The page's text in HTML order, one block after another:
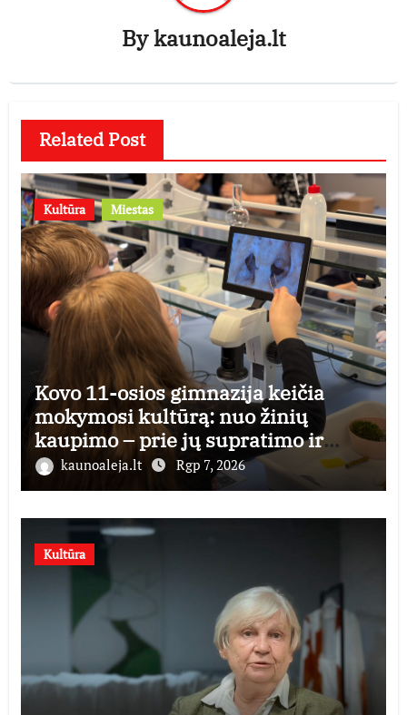
Bykaunoaleja.lt
Related Post
Kultūra Miestas
Kovo 11-osios gimnazija keičia
mokymosi kultūrą: nuo žinių
kaupimo – prie jų supratimo ir
taikymo
kaunoaleja.lt Rgp 7, 2026
Kultūra